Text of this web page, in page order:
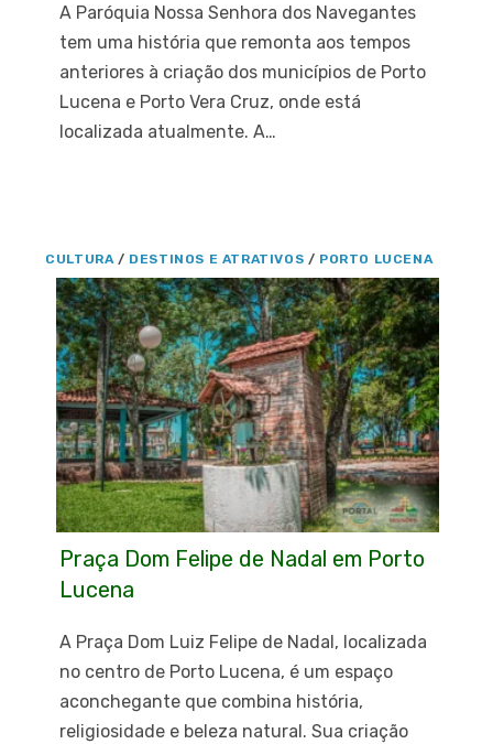
A Paróquia Nossa Senhora dos Navegantes
tem uma história que remonta aos tempos
anteriores à criação dos municípios de Porto
Lucena e Porto Vera Cruz, onde está
localizada atualmente. A…
CULTURA / DESTINOS E ATRATIVOS / PORTO LUCENA
Praça Dom Felipe de Nadal em Porto
Lucena
A Praça Dom Luiz Felipe de Nadal, localizada
no centro de Porto Lucena, é um espaço
aconchegante que combina história,
religiosidade e beleza natural. Sua criação